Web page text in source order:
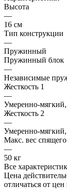
Высота
—
16 см
Тип конструкции
—
Пружинный
Пружинный блок
—
Независимые
Жесткость 1
—
Умеренно-
Жесткость 2
—
Умеренно-
Макс. вес спящего
—
50 кг
Все
Цена
отличаться от